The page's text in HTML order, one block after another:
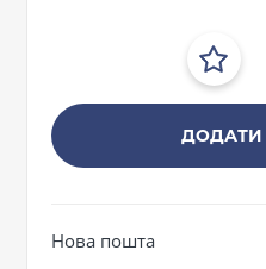
ДОДАТИ
Нова пошта